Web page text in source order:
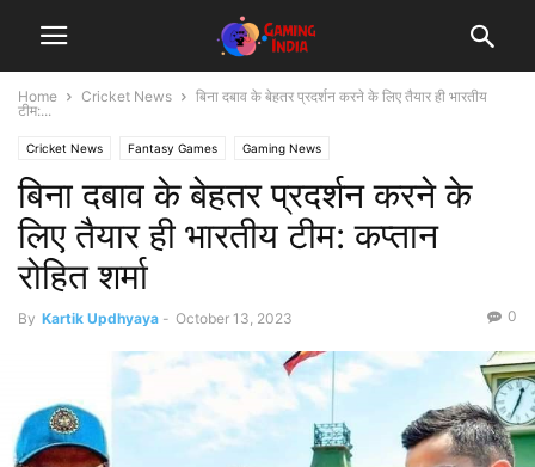
Home Cricket News
बिना दबाव के बेहतर प्रदर्शन करने के लिए तैयार ही भारतीय
टीम:...
Cricket News Fantasy Games Gaming News
बिना दबाव के बेहतर प्रदर्शन करने के
लिए तैयार ही भारतीय टीम: कप्तान
रोहित शर्मा
By Kartik Updhyaya - October 13, 2023 0